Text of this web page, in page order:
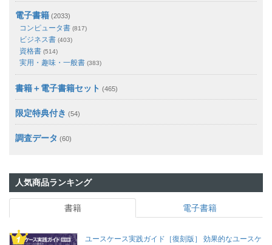
電子書籍 (2033)
コンピュータ書 (817)
ビジネス書 (403)
資格書 (514)
実用・趣味・一般書 (383)
書籍＋電子書籍セット (465)
限定特典付き (54)
調査データ (60)
人気商品ランキング
書籍 電子書籍
ユースケース実践ガイド［復刻版］ 効果的なユースケ